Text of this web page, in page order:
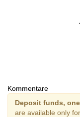
Kommentare
Deposit funds,
are available only